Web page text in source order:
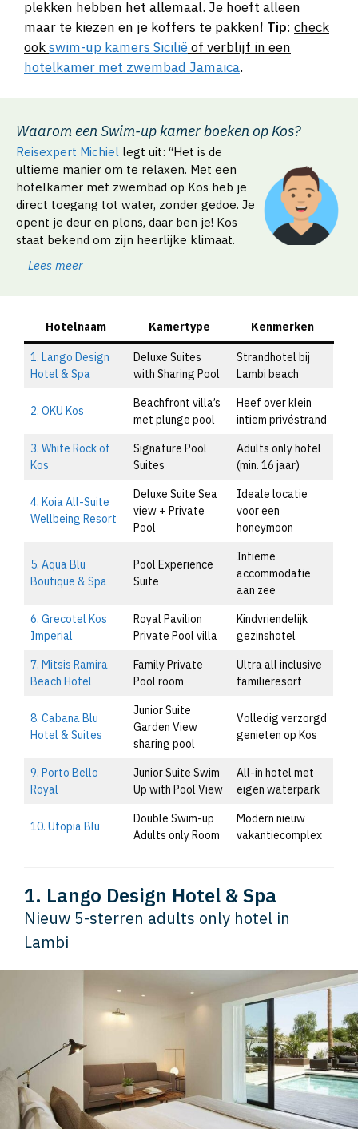
plekken hebben het allemaal. Je hoeft alleen
maar te kiezen en je koffers te pakken! Tip: check
ookswim-up kamers Siciliëof verblijf in een
hotelkamer met zwembad Jamaica.
Waarom een Swim-up kamer boeken op Kos?
Reisexpert Michiel legt uit: “Het is de
ultieme manier om te relaxen. Met een
hotelkamer met zwembad op Kos heb je
direct toegang tot water, zonder gedoe. Je
opent je deur en plons, daar ben je! Kos
staat bekend om zijn heerlijke klimaat.
Lees meer
Hotelnaam Kamertype Kenmerken
1. Lango Design
Hotel & Spa
Deluxe Suites
with Sharing Pool
Strandhotel bij
Lambi beach
2. OKU Kos
Beachfront villa’s
met plunge pool
Heef over klein
intiem privéstrand
3. White Rock of
Kos
Signature Pool
Suites
Adults only hotel
(min. 16 jaar)
4. Koia All-Suite
Wellbeing Resort
Deluxe Suite Sea
view + Private
Pool
Ideale locatie
voor een
honeymoon
5. Aqua Blu
Boutique & Spa
Pool Experience
Suite
Intieme
accommodatie
aan zee
6. Grecotel Kos
Imperial
Royal Pavilion
Private Pool villa
Kindvriendelijk
gezinshotel
7. Mitsis Ramira
Beach Hotel
Family Private
Pool room
Ultra all inclusive
familieresort
8. Cabana Blu
Hotel & Suites
Junior Suite
Garden View
sharing pool
Volledig verzorgd
genieten op Kos
9. Porto Bello
Royal
Junior Suite Swim
Up with Pool View
All-in hotel met
eigen waterpark
10. Utopia Blu
Double Swim-up
Adults only Room
Modern nieuw
vakantiecomplex
1. Lango Design Hotel & Spa
Nieuw 5-sterren adults only hotel in
Lambi